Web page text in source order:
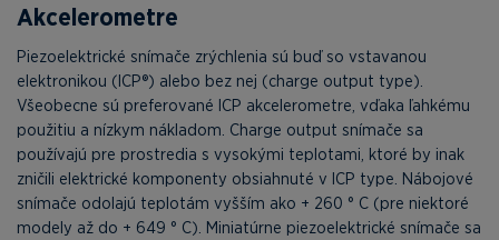
Akcelerometre
Piezoelektrické snímače zrýchlenia sú buď so vstavanou
elektronikou (ICP®) alebo bez nej (charge output type).
Všeobecne sú preferované ICP akcelerometre, vďaka ľahkému
použitiu a nízkym nákladom. Charge output snímače sa
používajú pre prostredia s vysokými teplotami, ktoré by inak
zničili elektrické komponenty obsiahnuté v ICP type. Nábojové
snímače odolajú teplotám vyšším ako + 260 ° C (pre niektoré
modely až do + 649 ° C). Miniatúrne piezoelektrické snímače sa